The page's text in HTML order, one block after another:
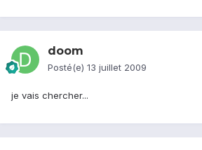
doom
Posté(e) 13 juillet 2009
je vais chercher...